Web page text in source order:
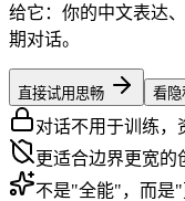
给它：你的中文表达
期对话。
直接试用思畅 看隐
对话不用于训练，
更适合边界更宽的
不是"全能"，而是